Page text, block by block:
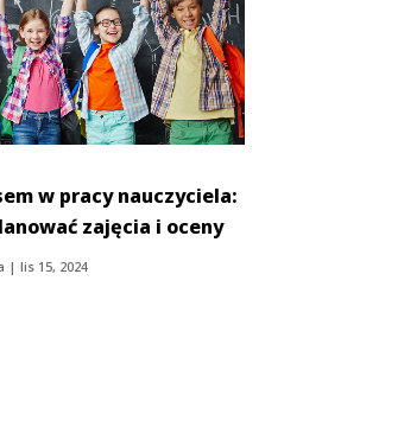
w pracy nauczyciela:
zajęcia i oceny
| lis 15, 2024